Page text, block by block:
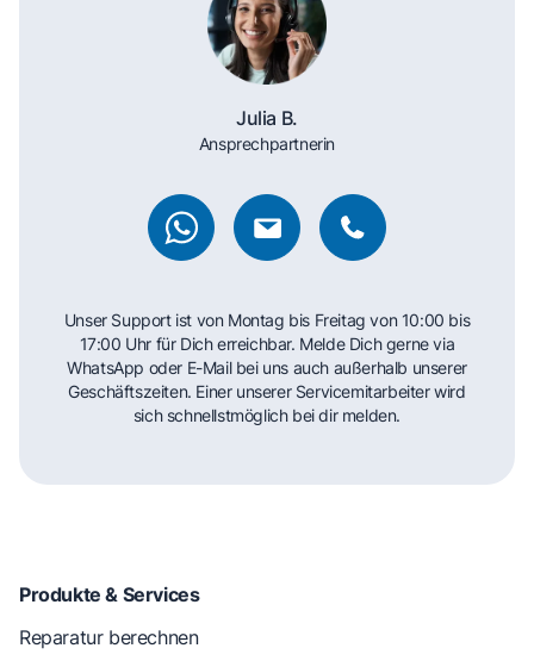
Julia B.
Ansprechpartnerin
Unser Support ist von Montag bis Freitag von 10:00 bis
17:00 Uhr für Dich erreichbar. Melde Dich gerne via
WhatsApp oder E-Mail bei uns auch außerhalb unserer
Geschäftszeiten. Einer unserer Servicemitarbeiter wird
sich schnellstmöglich bei dir melden.
Produkte & Services
Reparatur berechnen